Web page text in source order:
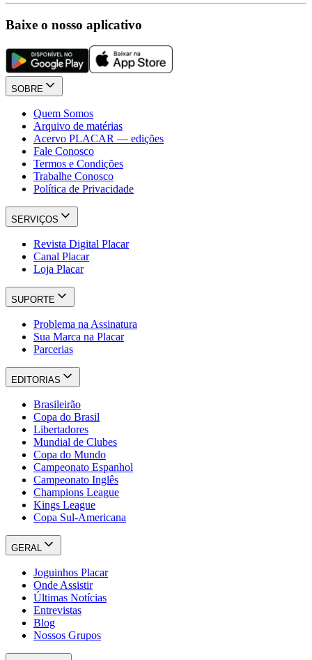
Baixe o nosso aplicativo
SOBRE
Quem Somos
Arquivo de matérias
Acervo PLACAR — edições
Fale Conosco
Termos e Condições
Trabalhe Conosco
Política de Privacidade
SERVIÇOS
Revista Digital Placar
Canal Placar
Loja Placar
SUPORTE
Problema na Assinatura
Sua Marca na Placar
Parcerias
EDITORIAS
Brasileirão
Copa do Brasil
Libertadores
Mundial de Clubes
Copa do Mundo
Campeonato Espanhol
Campeonato Inglês
Champions League
Kings League
Copa Sul-Americana
GERAL
Joguinhos Placar
Onde Assistir
Últimas Notícias
Entrevistas
Blog
Nossos Grupos